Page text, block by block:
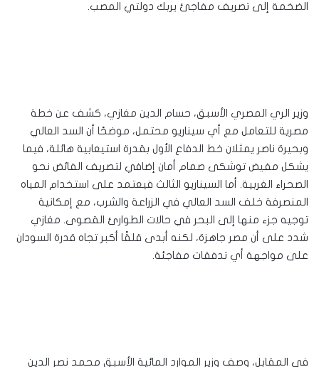
الضخمة إلى تصريف مفاجئ يربك دولتي المصب.
وزير الري المصري الأسبق، حسام الدين مغازي، كشف عن خطة
مصرية للتعامل مع أي سيناريو محتمل، موضحًا أن السد العالي
وبحيرة ناصر يمثلان خط الدفاع الأول بقدرة استيعابية هائلة، فيما
يشكل مفيض توشكى صمام أمان إضافي لتصريف الفائض نحو
الصحراء الغربية. أما السيناريو الثالث فيعتمد على استخدام المياه
المنصرفة خلف السد العالي في الزراعة والشرب، مع إمكانية
توجيه جزء منها إلى البحر في حالات الطوارئ القصوى. مغازي
شدد على أن مصر جاهزة، لكنه أبدى قلقًا أكبر تجاه قدرة السودان
على مواجهة أي تدفقات مفاجئة.
في المقابل، وصف وزير الموارد المائية الأسبق محمد نصر الدين